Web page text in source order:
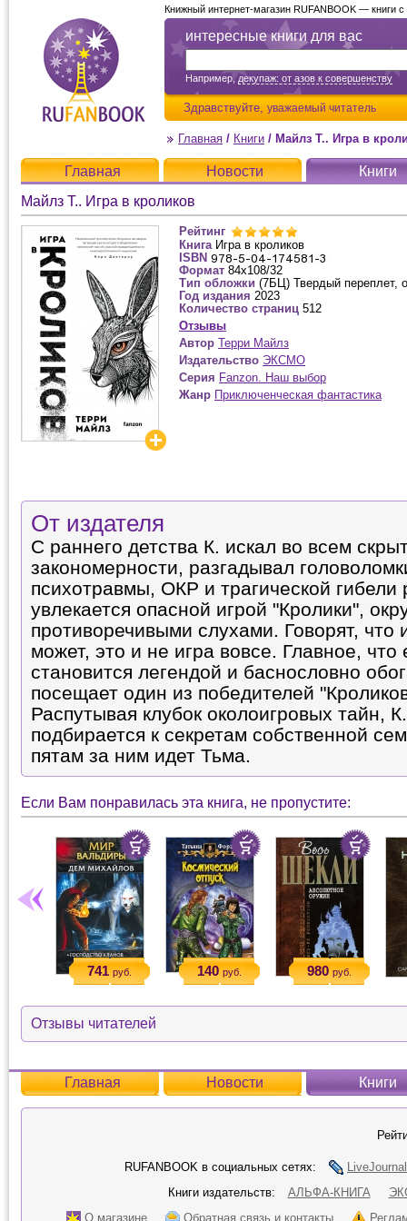
интересные книги для вас
Например,декупаж: от азов к совершенству
Здравствуйте, уважаемый читатель
Книжный интернет-магазин RUFANBOOK — книги
Главная / Книги / Майлз Т.. Игра в
Главная Новости
Книги
Майлз Т.. Игра в кроликов
Рейтинг
Книга Игра в кроликов
ISBN
Формат 84x108/32
Тип обложки (7БЦ) Твердый переплет,
Год издания 2023
Количество страниц 512
Отзывы
Автор Терри Майлз
Издательство ЭКСМО
Серия Fanzon. Наш выбор
Жанр Приключенческая фантастика
От издателя
С раннего детства К. искал во всем
закономерности, разгадывал
психотравмы, ОКР и трагической гибели
увлекается опасной игрой "Кролики",
противоречивыми слухами. Говорят, что
может, это и не игра вовсе. Главное, что
становится легендой и баснословно
посещает один из победителей
Распутывая клубок околоигровых тайн,
подбирается к секретам собственной
пятам за ним идет Тьма.
Если Вам понравилась эта книга, не пропустите:
741 руб. 140 руб. 980 руб.
Отзывы читателей
Главная Новости Книги
RUFANBOOK в социальных сетях:
LiveJournal
Книги издательств:
АЛЬФА-КНИГА
О магазине
Обратная связь и контакты